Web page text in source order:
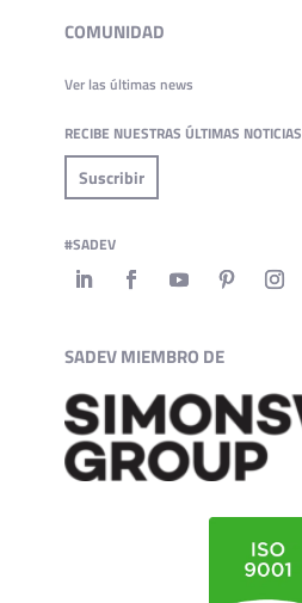
COMUNIDAD
Ver las últimas news
RECIBE NUESTRAS ÚLTIMAS NOTICIAS
Suscribir
#SADEV
SADEV MIEMBRO DE